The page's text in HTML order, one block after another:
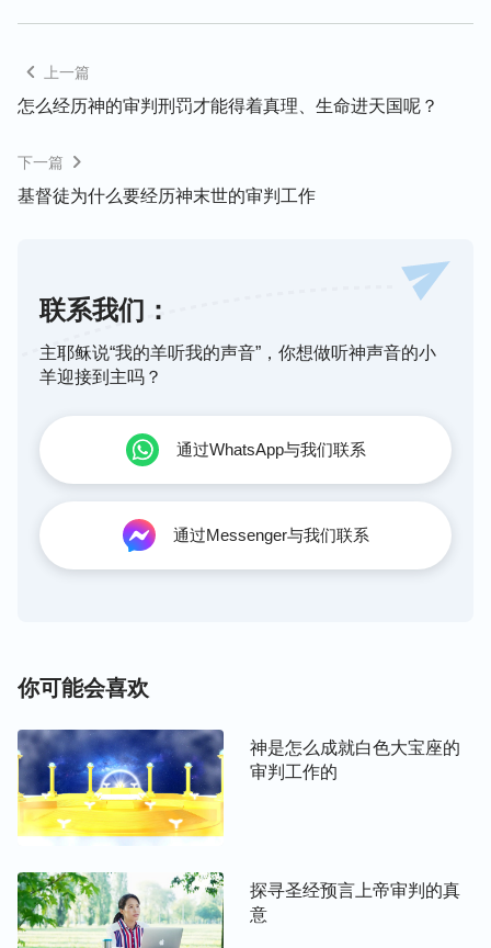
作，人信主虽然罪得赦免了，但人犯罪的本性还没有
解决。人犯罪的本性就是撒但本性，已经根深蒂固地
己地犯罪抵挡神，人有撒但本性这是人抵挡神的根
源。人的罪神赦免了，人的撒但本性神能赦免吗？撒
不会赦免。所以，神要彻底拯救人类脱离撒但本性的
捆绑、辖制，必须得审判刑罚人类，神末世的审判刑
罚就是针对败坏人类里面的撒但本性与撒但性情而作
的工作。可能有的人会问，人的撒但本性必须得用审
判刑罚才能解决吗？人受苦付代价、攻克己身、靠意
志克制能不能解决人的撒但本性呢？绝对不能。再看
看历代许多圣徒都受苦付代价、攻克己身，都想脱离
罪的捆绑辖制，都想超脱肉体，但有谁得胜了撒但、
成为真实顺服神的人了？几乎没有，即使有那也是经
神特别成全的人，但这样的人又有几个呢？就是因为
没有神的审判刑罚，人的撒但性情就没法得着洁净，
命，得着永生之道，人的撒但本性才能得着彻底解
判刑罚的工作，彻底拯救人类脱离撒但本性的捆绑、
辖制，使人得着洁净达到蒙神拯救被神得着。可见，
神末世的审判刑罚才是彻底洁净人类、拯救人类的工
作，这是事实。
神末世为什么在败坏人类身上作审判刑罚的工作，要
明白这个问题，我们还必须得知道，神拯救人类不是
上一篇
怎么经历神的审判刑罚才能得着真理、生命进天国呢？
下一篇
基督徒为什么要经历神末世的审判工作
联系我们：
主耶稣说“我的羊听我的声音”，你想做听神声音的小
羊迎接到主吗？
通过WhatsApp与我们联系
通过Messenger与我们联系
你可能会喜欢
神是怎么成就白色大宝座的
审判工作的
探寻圣经预言上帝审判的真
意